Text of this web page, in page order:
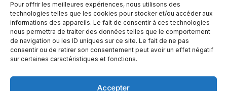
Pour offrir les meilleures expériences, nous utilisons des
technologies telles que les cookies pour stocker et/ou accéder aux
informations des appareils. Le fait de consentir à ces technologies
nous permettra de traiter des données telles que le comportement
de navigation ou les ID uniques sur ce site. Le fait de ne pas
consentir ou de retirer son consentement peut avoir un effet négatif
sur certaines caractéristiques et fonctions.
Accepter
YubiGeek est un média français dédié aux nouvelles
technologies, à la culture geek et au numérique. Fondé par
actualités, guides, tests et analyses autour de l’innovation,